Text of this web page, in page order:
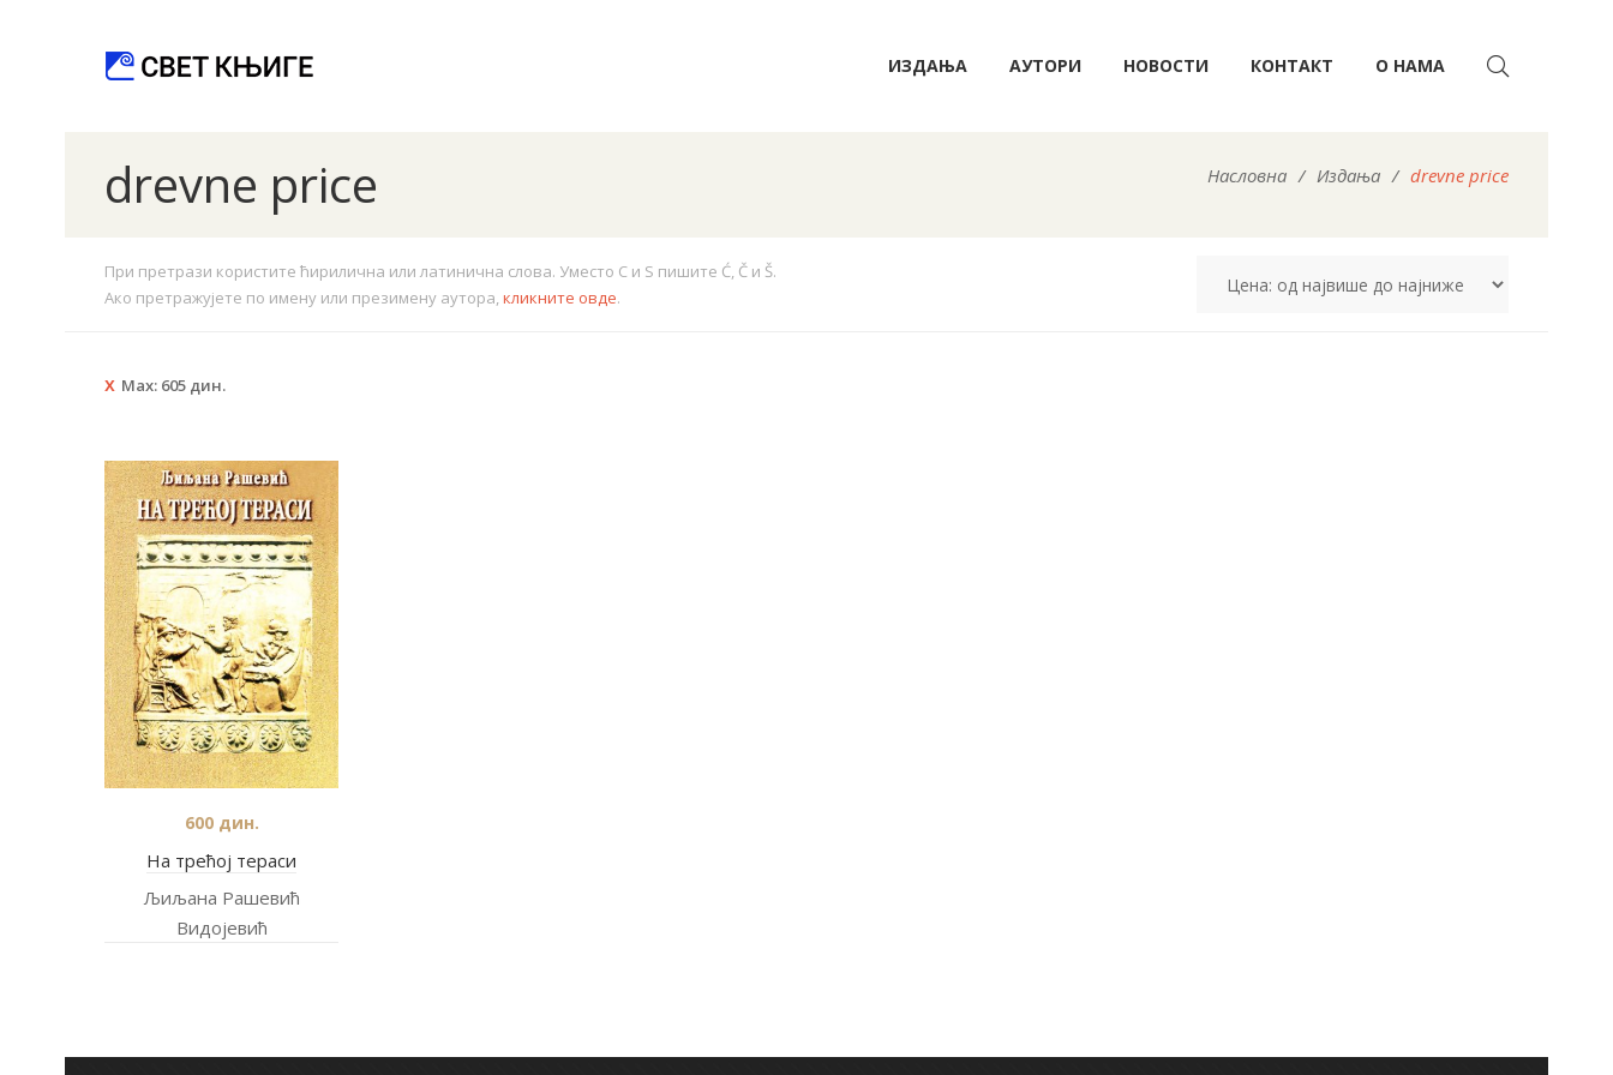
ИЗДАЊА АУТОРИ НОВОСТИ КОНТАКТ О НАМА
drevne price Насловна / Издања / drevne price
При претрази користите ћирилична или латинична слова. Уместо C и S пишите Ć, Č и Š.
Ако претражујете по имену или презимену аутора,кликните овде.
Max: 605 дин.
На трећој тераси
600дин.
Љиљана Рашевић
Видојевић